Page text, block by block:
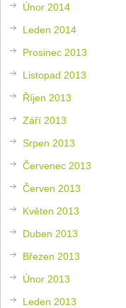
Únor 2014
Leden 2014
Prosinec 2013
Listopad 2013
Říjen 2013
Září 2013
Srpen 2013
Červenec 2013
Červen 2013
Květen 2013
Duben 2013
Březen 2013
Únor 2013
Leden 2013